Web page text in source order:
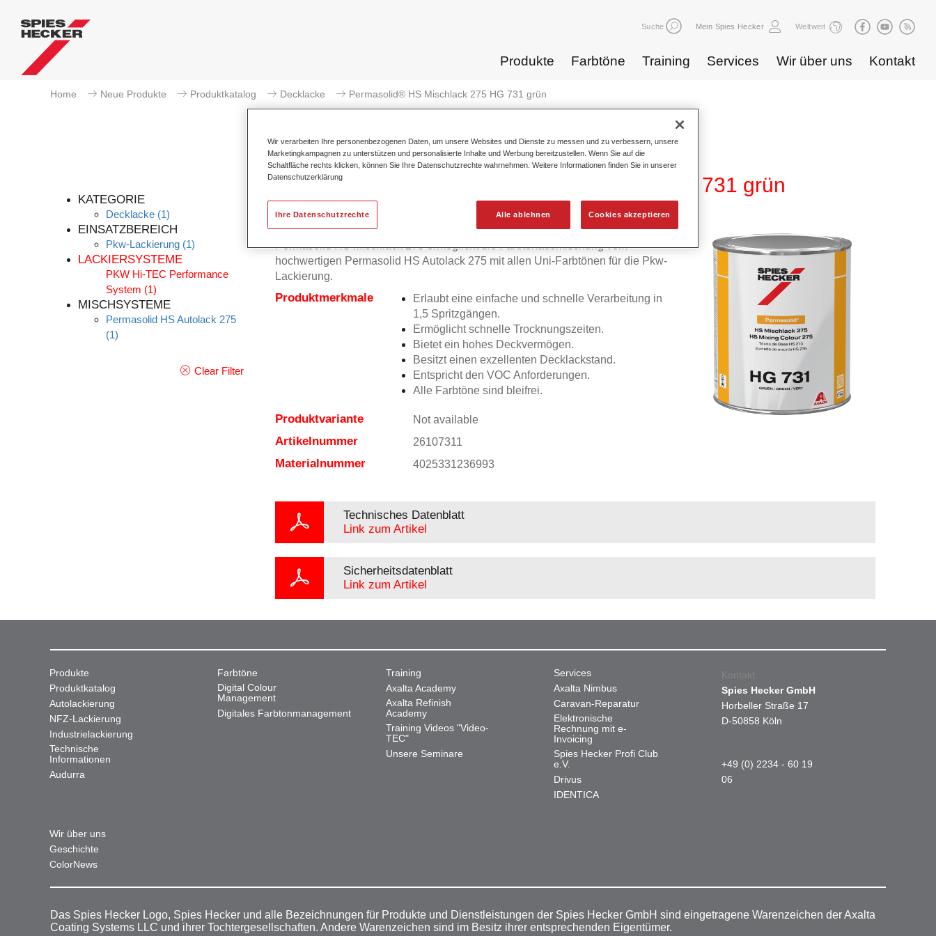
Suche Mein Spies Hecker Weltweit
Produkte Farbtöne Training Services Wir über uns Kontakt
Home Neue Produkte Produktkatalog Decklacke Permasolid® HS Mischlack 275 HG 731 grün
KATEGORIE
Decklacke (1)
EINSATZBEREICH
Pkw-Lackierung (1)
LACKIERSYSTEME
PKW Hi-TEC Performance
System (1)
MISCHSYSTEME
Permasolid HS Autolack 275
(1)
Clear Filter
Permasolid® HS Mischlack 275 HG 731 grün
Permasolid HS Mischlack 275 ermöglicht die Farbtonausmischung vom
hochwertigen Permasolid HS Autolack 275 mit allen Uni-Farbtönen für die Pkw-
Lackierung.
Produktmerkmale
Erlaubt eine einfache und schnelle Verarbeitung in
1,5 Spritzgängen.
Ermöglicht schnelle Trocknungszeiten.
Bietet ein hohes Deckvermögen.
Besitzt einen exzellenten Decklackstand.
Entspricht den VOC Anforderungen.
Alle Farbtöne sind bleifrei.
Produktvariante Not available
Artikelnummer 26107311
Materialnummer 4025331236993
Technisches Datenblatt
Link zum Artikel
Sicherheitsdatenblatt
Link zum Artikel
Produkte
Produktkatalog
Autolackierung
NFZ-Lackierung
Industrielackierung
Technische
Informationen
Audurra
Farbtöne
Digital Colour
Management
Digitales Farbtonmanagement
Training
Axalta Academy
Axalta Refinish
Academy
Training Videos "Video-
TEC"
Unsere Seminare
Services
Axalta Nimbus
Caravan-Reparatur
Elektronische
Rechnung mit e-
Invoicing
Spies Hecker Profi Club
e.V.
Drivus
IDENTICA
Wir über uns
Geschichte
ColorNews
Kontakt
Spies Hecker GmbH
Horbeller Straße 17
D-50858 Köln
+49 (0) 2234 - 60 19
06
Das Spies Hecker Logo, Spies Hecker und alle Bezeichnungen für Produkte und Dienstleistungen der Spies Hecker GmbH sind eingetragene Warenzeichen der Axalta
Coating Systems LLC und ihrer Tochtergesellschaften. Andere Warenzeichen sind im Besitz ihrer entsprechenden Eigentümer.
Wir verarbeiten Ihre personenbezogenen Daten, um unsere Websites und Dienste zu messen und zu verbessern, unsere
Marketingkampagnen zu unterstützen und personalisierte Inhalte und Werbung bereitzustellen. Wenn Sie auf die
Schaltfläche rechts klicken, können Sie Ihre Datenschutzrechte wahrnehmen. Weitere Informationen finden Sie in unserer
Datenschutzerklärung
Alle ablehnen Cookies akzeptieren
Ihre Datenschutzrechte